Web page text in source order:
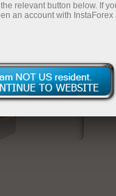
relevant button below. If
an account with InstaForex